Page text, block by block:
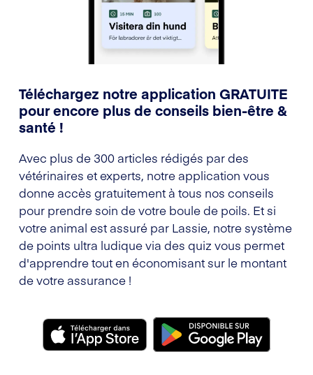
Téléchargez notre application GRATUITE
pour encore plus de conseils bien-être &
santé !
Avec plus de 300 articles rédigés par des
vétérinaires et experts, notre application vous
donne accès gratuitement à tous nos conseils
pour prendre soin de votre boule de poils. Et si
votre animal est assuré par Lassie, notre système
de points ultra ludique via des quiz vous permet
d'apprendre tout en économisant sur le montant
de votre assurance !